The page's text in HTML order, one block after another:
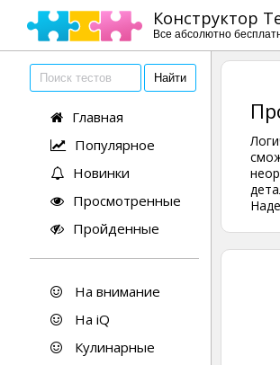
Конструктор
Все абсолютно
Главная
Популярное
Новинки
Просмотренные
Пройденные
На внимание
На iQ
Кулинарные